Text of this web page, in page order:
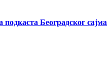
Београдског сајма